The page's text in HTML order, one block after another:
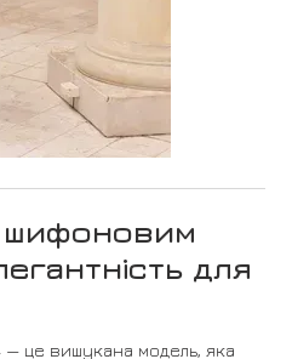
шифоновим
для
— це вишукана модель, яка